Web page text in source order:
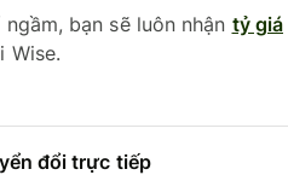
bạn sẽ luôn nhận tỷ giá
Wise.
đổi trực tiếp